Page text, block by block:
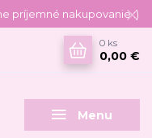
príjemné nakupovanie :)
Menu
0 ks
0,00 €